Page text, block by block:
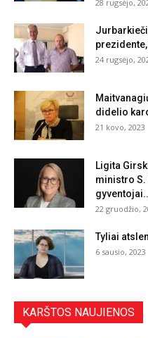
28 rugsėjo,
24 rugsėjo,
didelio
21 kovo, 2023
Ligita
ministro S.
22 gruodžio,
Tyliai
6 sausio, 2023
KARŠTOS NAUJIENOS